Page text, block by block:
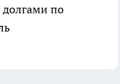
по